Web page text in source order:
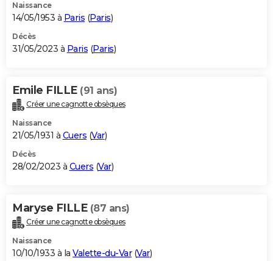
Naissance
14/05/1953 à Paris (Paris)
Décès
31/05/2023 à Paris (Paris)
Emile FILLE (91 ans)
Créer une cagnotte obsèques
Naissance
21/05/1931 à Cuers (Var)
Décès
28/02/2023 à Cuers (Var)
Maryse FILLE (87 ans)
Créer une cagnotte obsèques
Naissance
10/10/1933 à la Valette-du-Var(Var)